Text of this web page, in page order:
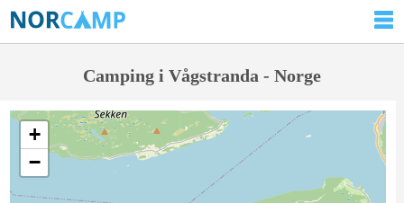
Camping i Vågstranda - Norge
+
−